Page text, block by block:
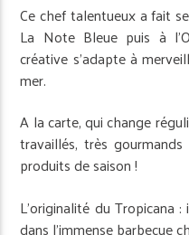
Ce chef talentueux a fait
La Note Bleue puis à
créative s’adapte à
mer.
A la carte, qui change
travaillés, très
produits de saison !
L’originalité du Tropicana
dans l’immense barbecue